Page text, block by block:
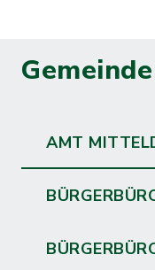
AMT